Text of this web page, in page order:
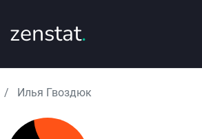
zenstat.
Илья Гвоздюк